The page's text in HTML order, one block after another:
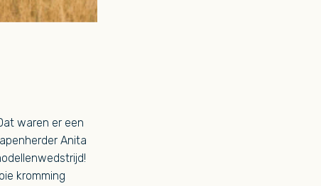
waren er een
Anita
kromming